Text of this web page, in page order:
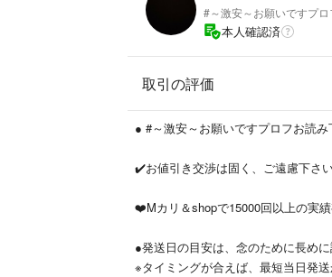
ウム１％
原産国／製造国：日本
※ご購入時に、一番新しい商品を御用
ご覧いただきありがとうございます
✔️お値下げ・同封不可❗
～サービス最終価格～
#～激安～お願いですプ
本人確認済
取引の評価
● #～激安～お願いですプロフお読み
✔️お値引き交渉は固く、ご遠慮下さ
❤️Mカリ＆shopで15000回以上の実
●発送日の目安は、念のために長めに
※タイミングが合えば、最短当日発送